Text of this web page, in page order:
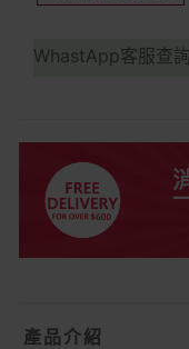
WhastApp客服查
產品介紹